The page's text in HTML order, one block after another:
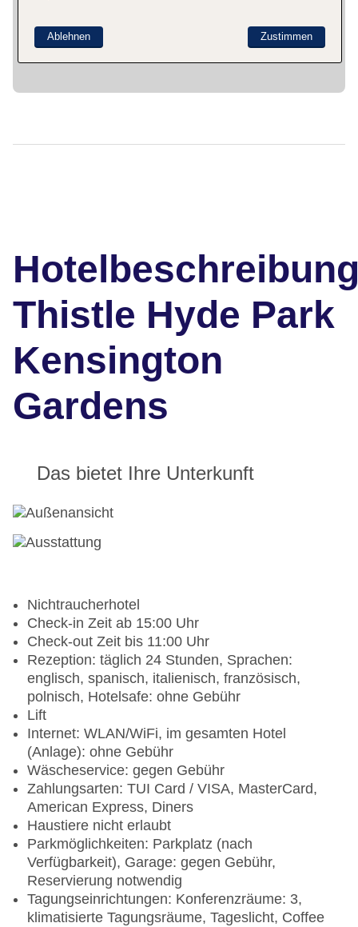
Thistle Hyde Park
Kensington
Gardens
Das bietet Ihre Unterkunft
Nichtraucherhotel
Check-in Zeit ab 15:00 Uhr
Check-out Zeit bis 11:00 Uhr
Rezeption: täglich 24 Stunden, Sprachen:
englisch, spanisch, italienisch, französisch,
polnisch, Hotelsafe: ohne Gebühr
Lift
Internet: WLAN/WiFi, im gesamten Hotel
(Anlage): ohne Gebühr
Wäscheservice: gegen Gebühr
Zahlungsarten: TUI Card / VISA, MasterCard,
American Express, Diners
Haustiere nicht erlaubt
Parkmöglichkeiten: Parkplatz (nach
Verfügbarkeit), Garage: gegen Gebühr,
Reservierung notwendig
Tagungseinrichtungen: Konferenzräume: 3,
klimatisierte Tagungsräume, Tageslicht, Coffee
Zustimmen
Ablehnen